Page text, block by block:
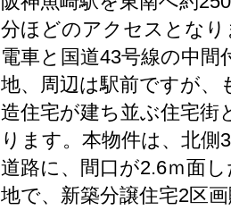
分ほどのアクセスとなり
電車と国道43号線の中間
地、周辺は駅前ですが、
造住宅が建ち並ぶ住宅街
ります。本物件は、北側
道路に、間口が2.6ｍ面
地で、新築分譲住宅2区